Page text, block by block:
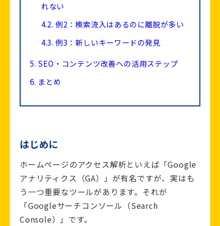
れない
4.2. 例2：検索流入はあるのに離脱が多い
4.3. 例3：新しいキーワードの発見
5. SEO・コンテンツ改善への活用ステップ
6. まとめ
はじめに
ホームページのアクセス解析といえば「Google
アナリティクス（GA）」が有名ですが、実はも
う一つ重要なツールがあります。それが
「Googleサーチコンソール（Search
Console）」です。